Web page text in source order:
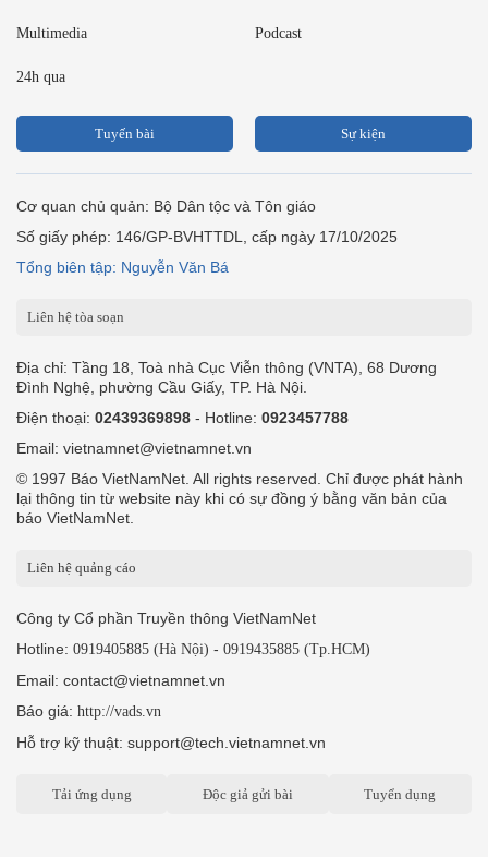
Multimedia Podcast
24h qua
Tuyến bài Sự kiện
Cơ quan chủ quản: Bộ Dân tộc và Tôn giáo
Số giấy phép: 146/GP-BVHTTDL, cấp ngày 17/10/2025
Tổng biên tập: Nguyễn Văn Bá
Liên hệ tòa soạn
Địa chỉ: Tầng 18, Toà nhà Cục Viễn thông (VNTA), 68 Dương
Đình Nghệ, phường Cầu Giấy, TP. Hà Nội.
Điện thoại: 02439369898 - Hotline: 0923457788
Email: vietnamnet@vietnamnet.vn
© 1997 Báo VietNamNet. All rights reserved. Chỉ được phát hành
lại thông tin từ website này khi có sự đồng ý bằng văn bản của
báo VietNamNet.
Liên hệ quảng cáo
Công ty Cổ phần Truyền thông VietNamNet
Hotline: 0919405885 (Hà Nội) - 0919435885 (Tp.HCM)
Email: contact@vietnamnet.vn
Báo giá: http://vads.vn
Hỗ trợ kỹ thuật: support@tech.vietnamnet.vn
Tải ứng dụng Độc giả gửi bài Tuyển dụng